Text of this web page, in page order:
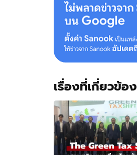
เรื่องที่เกี่ยวข้อง